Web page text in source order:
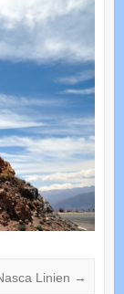
Linien →